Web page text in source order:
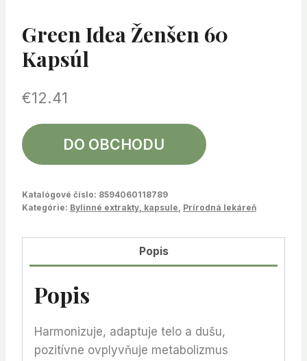
Green Idea Ženšen 60
Kapsúl
€12.41
DO OBCHODU
Katalógové číslo: 8594060118789
Kategórie: Bylinné extrakty, kapsule Prírodná lekáreň
Popis
Popis
Harmonizuje, adaptuje telo a dušu,
pozitívne ovplyvňuje metabolizmus